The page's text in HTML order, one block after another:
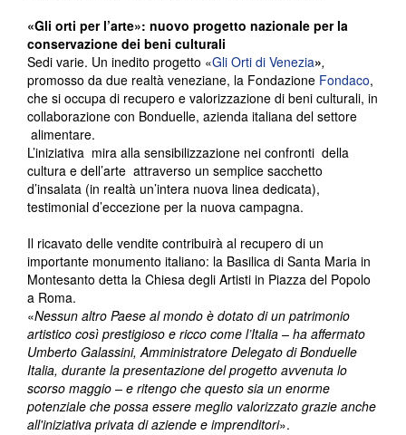
«Gli orti per l’arte»: nuovo progetto nazionale per la
conservazione dei beni culturali
Sedi varie. Un inedito progetto «Gli Orti di Venezia»,
promosso da due realtà veneziane, la Fondazione Fondaco,
che si occupa di recupero e valorizzazione di beni culturali, in
collaborazione con Bonduelle, azienda italiana del settore
alimentare.
L’iniziativa mira alla sensibilizzazione nei confronti della
cultura e dell’arte attraverso un semplice sacchetto
d’insalata (in realtà un’intera nuova linea dedicata),
testimonial d’eccezione per la nuova campagna.
Il ricavato delle vendite contribuirà al recupero di un
importante monumento italiano: la Basilica di Santa Maria in
Montesanto detta la Chiesa degli Artisti in Piazza del Popolo
a Roma.
«Nessun altro Paese al mondo è dotato di un patrimonio
artistico così prestigioso e ricco come l’Italia – ha affermato
Umberto Galassini, Amministratore Delegato di Bonduelle
Italia, durante la presentazione del progetto avvenuta lo
scorso maggio – e ritengo che questo sia un enorme
potenziale che possa essere meglio valorizzato grazie anche
all'iniziativa privata di aziende e imprenditori».